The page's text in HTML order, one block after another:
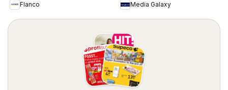
Flanco
Media Galaxy